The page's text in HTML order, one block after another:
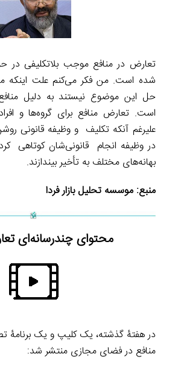
تعارض در منافع موجب بلاتکلیفی
شده است. من فکر می‌کنم علت اینکه
حل این موضوع نیستند به دلیل
است. تعارض منافع برای گروه‌ها و
علیرغم آنکه تکلیف و وظیفه قانونی
در وظیفه انجام قانونی‌شان کوتاهی
بهانه‌های مختلف به تأخیر بیندازند.
منبع:موسسه تحلیل بازار فردا
محتوای چندرسانه‌ای
در هفتۀ گذشته، یک کلیپ و یک برنامۀ
منافع در فضای مجازی منتشر شد: